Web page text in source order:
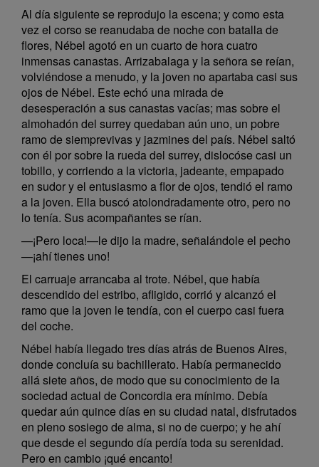
Al día siguiente se reprodujo la escena; y como esta
vez el corso se reanudaba de noche con batalla de
flores, Nébel agotó en un cuarto de hora cuatro
inmensas canastas. Arrizabalaga y la señora se reían,
volviéndose a menudo, y la joven no apartaba casi sus
ojos de Nébel. Este echó una mirada de
desesperación a sus canastas vacías; mas sobre el
almohadón del surrey quedaban aún uno, un pobre
ramo de siemprevivas y jazmines del país. Nébel saltó
con él por sobre la rueda del surrey, dislocóse casi un
tobillo, y corriendo a la victoria, jadeante, empapado
en sudor y el entusiasmo a flor de ojos, tendió el ramo
a la joven. Ella buscó atolondradamente otro, pero no
lo tenía. Sus acompañantes se rían.
—¡Pero loca!—le dijo la madre, señalándole el pecho
—¡ahí tienes uno!
El carruaje arrancaba al trote. Nébel, que había
descendido del estribo, afligido, corrió y alcanzó el
ramo que la joven le tendía, con el cuerpo casi fuera
del coche.
Nébel había llegado tres días atrás de Buenos Aires,
donde concluía su bachillerato. Había permanecido
allá siete años, de modo que su conocimiento de la
sociedad actual de Concordia era mínimo. Debía
quedar aún quince días en su ciudad natal, disfrutados
en pleno sosiego de alma, si no de cuerpo; y he ahí
que desde el segundo día perdía toda su serenidad.
Pero en cambio ¡qué encanto!